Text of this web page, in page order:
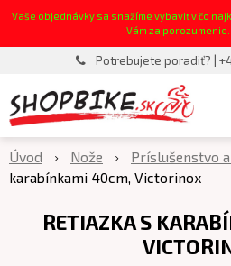
Vaše objednávky sa snažíme vybaviť v čo
Vám za porozumenie.
Potrebujete poradiť? |
Úvod Nože Príslušenstvo
karabínkami 40cm, Victorinox
RETIAZKA S